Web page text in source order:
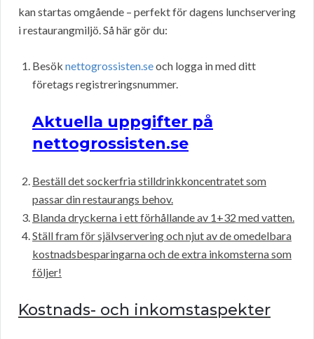
kan startas omgående – perfekt för dagens lunchservering
i restaurangmiljö. Så här gör du:
Besök nettogrossisten.seoch logga in med ditt
företags registreringsnummer.
Aktuella uppgifter på
nettogrossisten.se
Beställ det sockerfria stilldrinkkoncentratet som
passar din restaurangs behov.
Blanda dryckerna i ett förhållande av 1+32 med vatten.
Ställ fram för självservering och njut av de omedelbara
kostnadsbesparingarna och de extra inkomsterna som
följer!
Kostnads- och inkomstaspekter